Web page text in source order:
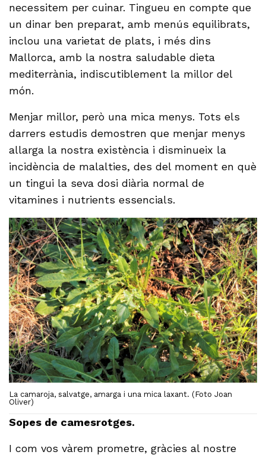
necessitem per cuinar. Tingueu en compte que
un dinar ben preparat, amb menús equilibrats,
inclou una varietat de plats, i més dins
Mallorca, amb la nostra saludable dieta
mediterrània, indiscutiblement la millor del
món.
Menjar millor, però una mica menys. Tots els
darrers estudis demostren que menjar menys
allarga la nostra existència i disminueix la
incidència de malalties, des del moment en què
un tingui la seva dosi diària normal de
vitamines i nutrients essencials.
La camaroja, salvatge, amarga i una mica laxant. (Foto Joan
Oliver)
Sopes de camesrotges.
I com vos vàrem prometre, gràcies al nostre